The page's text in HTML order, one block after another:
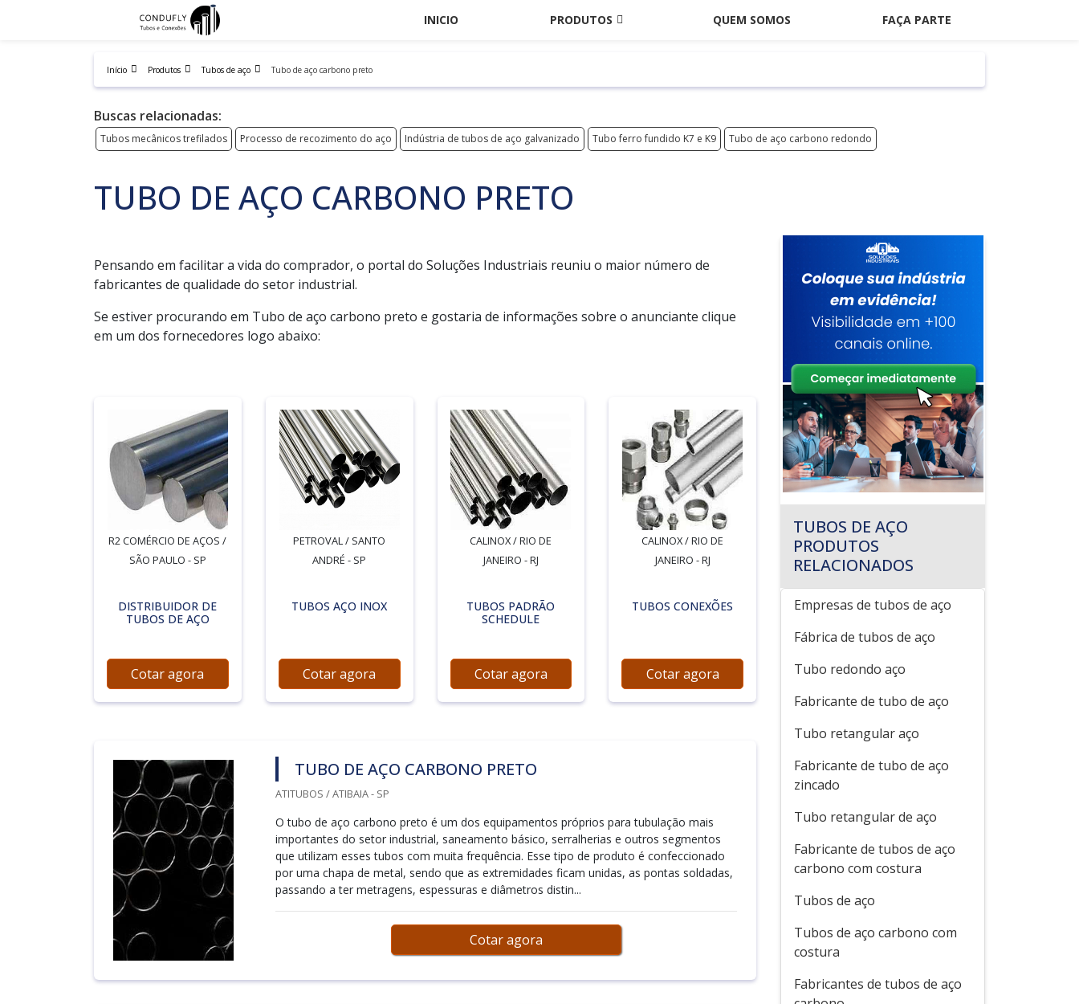
INICIO PRODUTOS QUEM SOMOS FAÇA PARTE
Início Produtos Tubos de aço Tubo de aço carbono preto
Buscas relacionadas:
Tubos mecânicos trefilados Processo de recozimento do aço Indústria de tubos de aço galvanizado Tubo ferro fundido K7 e K9 Tubo de aço carbono redondo
TUBO DE AÇO CARBONO PRETO
Pensando em facilitar a vida do comprador, o portal do Soluções Industriais reuniu o maior número de
fabricantes de qualidade do setor industrial.
Se estiver procurando em Tubo de aço carbono preto e gostaria de informações sobre o anunciante clique
em um dos fornecedores logo abaixo:
R2 COMÉRCIO DE AÇOS /
SÃO PAULO - SP
DISTRIBUIDOR DE
TUBOS DE AÇO
Cotar agora
PETROVAL / SANTO
ANDRÉ - SP
TUBOS AÇO INOX
Cotar agora
CALINOX / RIO DE
JANEIRO - RJ
TUBOS PADRÃO
SCHEDULE
Cotar agora
CALINOX / RIO DE
JANEIRO - RJ
TUBOS CONEXÕES
Cotar agora
TUBO DE AÇO CARBONO PRETO
ATITUBOS / ATIBAIA - SP
O tubo de aço carbono preto é um dos equipamentos próprios para tubulação mais
importantes do setor industrial, saneamento básico, serralherias e outros segmentos
que utilizam esses tubos com muita frequência. Esse tipo de produto é confeccionado
por uma chapa de metal, sendo que as extremidades ficam unidas, as pontas soldadas,
passando a ter metragens, espessuras e diâmetros distin...
Cotar agora
TUBOS DE AÇO
PRODUTOS
RELACIONADOS
Empresas de tubos de aço
Fábrica de tubos de aço
Tubo redondo aço
Fabricante de tubo de aço
Tubo retangular aço
Fabricante de tubo de aço
zincado
Tubo retangular de aço
Fabricante de tubos de aço
carbono com costura
Tubos de aço
Tubos de aço carbono com
costura
Fabricantes de tubos de aço